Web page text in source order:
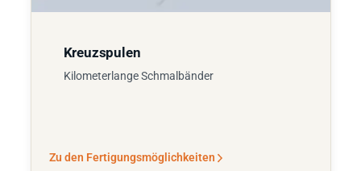
Kreuzspulen
Kilometerlange Schmalbänder
Zu den Fertigungsmöglichkeiten